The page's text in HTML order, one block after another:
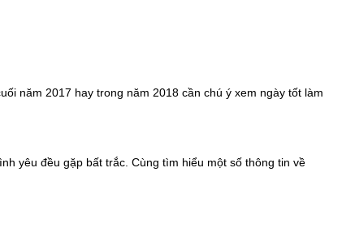
năm 2017 hay trong năm 2018 cần chú ý xem ngày tốt làm
yêu đều gặp bất trắc. Cùng tìm hiểu một số thông tin về